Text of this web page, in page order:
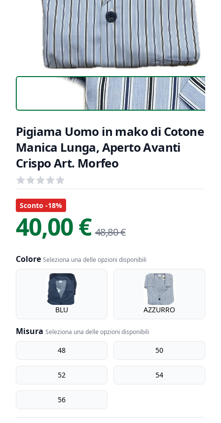
Pigiama Uomo in mako di Cotone
Manica Lunga, Aperto Avanti
Crispo Art. Morfeo
Recensioni
out of 5 stars
Informazioni Prodotto
Descrizione riassuntiva
Sconto -18%
40,00 € 48,80 €
Colore Seleziona una delle opzioni disponibili
Colore
BLU AZZURRO
Misura Seleziona una delle opzioni disponibili
Misura 48 50
52 54
56